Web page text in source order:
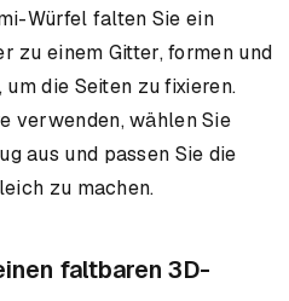
Würfel falten Sie ein
zu einem Gitter, formen und
die Seiten zu fixieren.
verwenden, wählen Sie
aus und passen Sie die
zu machen.
faltbaren 3D-